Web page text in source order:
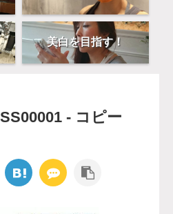
美白を目指す！
- コピー